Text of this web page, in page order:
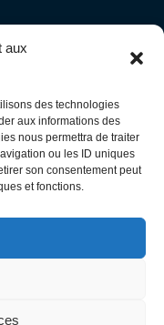
aux
des technologies
aux informations des
nous permettra de traiter
ou les ID uniques
son consentement peut
et fonctions.
(Saint-Pierre
Louis - Cilaos)